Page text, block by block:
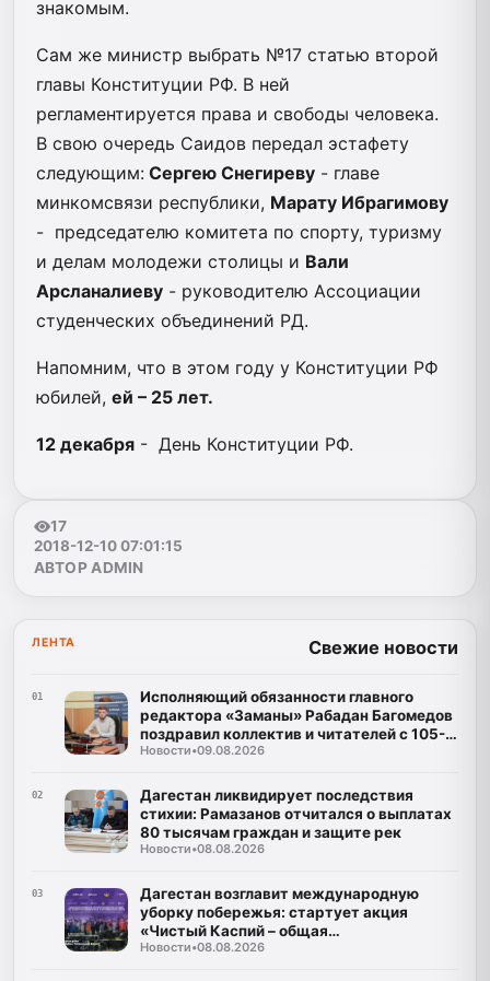
знакомым.
Сам же министр выбрать №17 статью второй
главы Конституции РФ. В ней
регламентируется права и свободы человека.
В свою очередь Саидов передал эстафету
следующим: Сергею Снегиреву - главе
минкомсвязи республики, Марату Ибрагимову
- председателю комитета по спорту, туризму
и делам молодежи столицы и Вали
Арсланалиеву - руководителю Ассоциации
студенческих объединений РД.
Напомним, что в этом году у Конституции РФ
юбилей, ей – 25 лет.
12 декабря - День Конституции РФ.
17
2018-12-10 07:01:15
АВТОР ADMIN
ЛЕНТА Свежие новости
01
Исполняющий обязанности главного
редактора «Заманы» Рабадан Багомедов
поздравил коллектив и читателей с 105-
летним юбилеем газеты
Новости•09.08.2026
02
Дагестан ликвидирует последствия
стихии: Рамазанов отчитался о выплатах
80 тысячам граждан и защите рек
Новости•08.08.2026
03
Дагестан возглавит международную
уборку побережья: стартует акция
«Чистый Каспий – общая
ответственность»
Новости•08.08.2026